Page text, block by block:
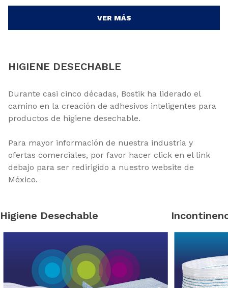
VER MÁS
HIGIENE DESECHABLE
Durante casi cinco décadas, Bostik ha liderado el
camino en la creación de adhesivos inteligentes para
productos de higiene desechable.
Para mayor información de nuestra industria y
ofertas comerciales, por favor hacer click en el link
debajo para ser redirigido a nuestro website de
México.
Higiene Desechable